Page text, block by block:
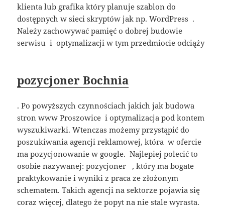
klienta lub grafika który planuje szablon do
dostępnych w sieci skryptów jak np. WordPress .
Należy zachowywać pamięć o dobrej budowie
serwisu i optymalizacji w tym przedmiocie odciąży
pozycjoner Bochnia
. Po powyższych czynnościach jakich jak budowa
stron www Proszowice i optymalizacja pod kontem
wyszukiwarki. Wtenczas możemy przystąpić do
poszukiwania agencji reklamowej, która w ofercie
ma pozycjonowanie w google. Najlepiej polecić to
osobie nazywanej: pozycjoner , który ma bogate
praktykowanie i wyniki z praca ze złożonym
schematem. Takich agencji na sektorze pojawia się
coraz więcej, dlatego że popyt na nie stale wyrasta.